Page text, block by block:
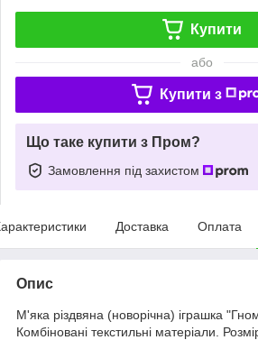
Купити
або
Купити з
Що таке купити з Пром?
Замовлення під захистом
Доставка Оплата
Опис
М'яка різдвяна (новорічна) іграшка
Комбіновані текстильні матеріали.